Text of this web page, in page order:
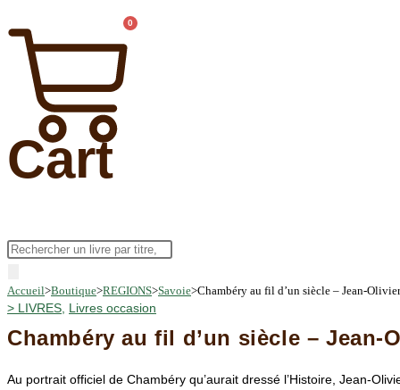
0
Cart
Recherche
produits
Accueil>Boutique>REGIONS>Savoie>Chambéry au fil d’un siècle – Jean-
> LIVRES Livres occasion
Chambéry au fil d’un siècle – Jean-
Au portrait officiel de Chambéry qu’aurait dressé l’Histoire, Jean-